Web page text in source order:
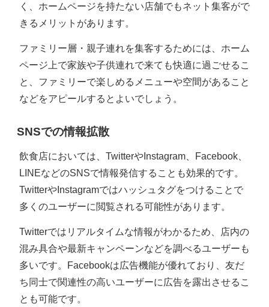
く、ホームページを持たない店舗でもネット集客がで
きるメリットがあります。
ファミリー層・親子連れを集客するためには、ホーム
ページ上で家族や子供連れで来ても快適に過ごせるこ
と、ファミリーで楽しめるメニューや空間があること
などをアピールするとよいでしょう。
SNSでの情報拡散
飲食店においては、TwitterやInstagram、Facebook、
LINEなどのSNSで情報発信することも効果的です。
TwitterやInstagramではハッシュタグをつけることで
多くのユーザーに閲覧される可能性があります。
Twitterではリアルタイムな情報がわかるため、店内の
混み具合や最新キャンペーンなどを調べるユーザーも
多いです。Facebookは広告機能が優れており、友だ
ち同士で関連性の高いユーザーに広告を露出させるこ
とも可能です。